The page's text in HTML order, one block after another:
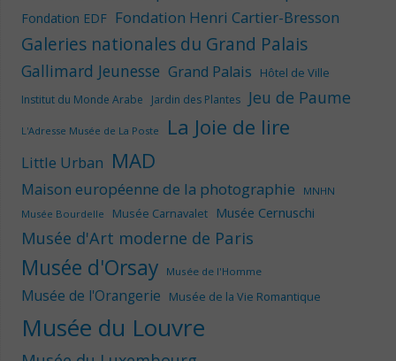
Fondation EDF Fondation Henri Cartier-Bresson
Galeries nationales du Grand Palais
Gallimard Jeunesse Grand Palais Hôtel de Ville
Institut du Monde Arabe Jardin des Plantes Jeu de Paume
L'Adresse Musée de La Poste La Joie de lire
Little Urban MAD
Maison européenne de la photographie
MNHN
Musée Bourdelle
Musée Carnavalet Musée Cernuschi
Musée d'Art moderne de Paris
Musée d'Orsay Musée de l'Homme
Musée de l'Orangerie Musée de la Vie Romantique
Musée du Louvre